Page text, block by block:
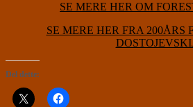
SE MERE HER OM
SE MERE HER FRA 200ÅRS
Del dette: